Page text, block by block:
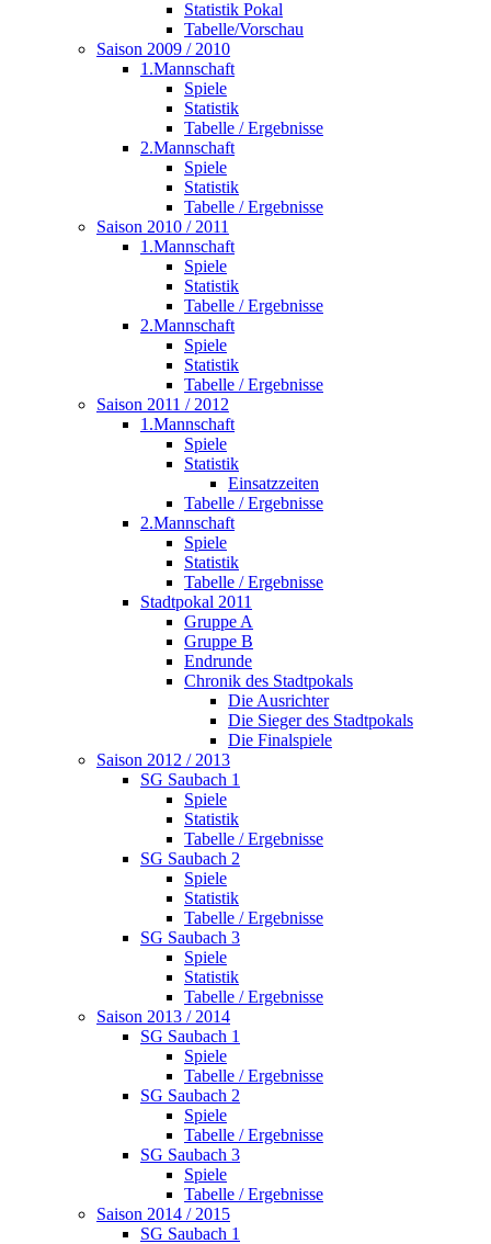
Statistik Pokal
Tabelle/Vorschau
Saison 2009 / 2010
1.Mannschaft
Spiele
Statistik
Tabelle / Ergebnisse
2.Mannschaft
Spiele
Statistik
Tabelle / Ergebnisse
Saison 2010 / 2011
1.Mannschaft
Spiele
Statistik
Tabelle / Ergebnisse
2.Mannschaft
Spiele
Statistik
Tabelle / Ergebnisse
Saison 2011 / 2012
1.Mannschaft
Spiele
Statistik
Einsatzzeiten
Tabelle / Ergebnisse
2.Mannschaft
Spiele
Statistik
Tabelle / Ergebnisse
Stadtpokal 2011
Gruppe A
Gruppe B
Endrunde
Chronik des Stadtpokals
Die Ausrichter
Die Sieger des Stadtpokals
Die Finalspiele
Saison 2012 / 2013
SG Saubach 1
Spiele
Statistik
Tabelle / Ergebnisse
SG Saubach 2
Spiele
Statistik
Tabelle / Ergebnisse
SG Saubach 3
Spiele
Statistik
Tabelle / Ergebnisse
Saison 2013 / 2014
SG Saubach 1
Spiele
Tabelle / Ergebnisse
SG Saubach 2
Spiele
Tabelle / Ergebnisse
SG Saubach 3
Spiele
Tabelle / Ergebnisse
Saison 2014 / 2015
SG Saubach 1